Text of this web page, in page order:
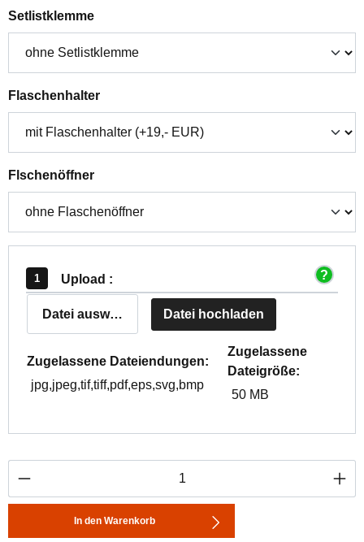
Setlistklemmeauswählen
Flaschenhalterauswählen
Flschenöffnerauswählen
Upload :
Datei auswählen Datei hochladen
Zugelassene Dateiendungen:
jpg,jpeg,tif,tiff,pdf,eps,svg,bmp
Zugelassene
Dateigröße:
50 MB
Produkt Anzahl: Gib den gewünschten
In den Warenkorb